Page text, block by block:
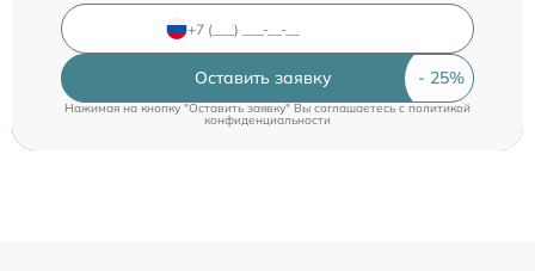
Оставить заявку
Нажимая на кнопку "Оставить заявку" Вы соглашаетесь cполитикой
конфиденциальности